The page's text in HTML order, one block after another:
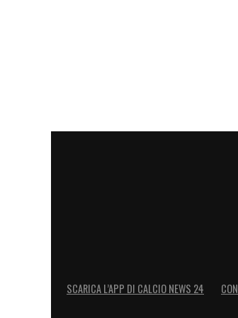
SCARICA L’APP DI CALCIO NEWS 24